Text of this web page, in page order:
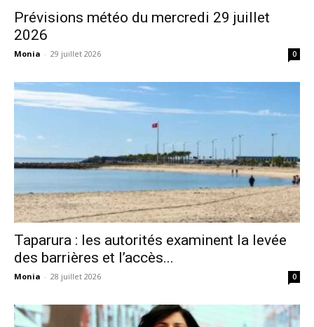
Prévisions météo du mercredi 29 juillet
2026
Monia - 29 juillet 2026 0
Taparura : les autorités examinent la levée
des barrières et l’accès...
Monia - 28 juillet 2026 0